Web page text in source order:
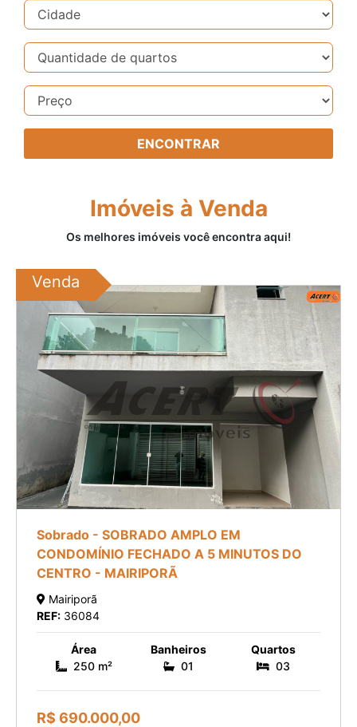
ENCONTRAR
Imóveis à Venda
Os melhores imóveis você encontra aqui!
Venda
Sobrado - SOBRADO AMPLO EM
CONDOMÍNIO FECHADO A 5 MINUTOS DO
CENTRO - MAIRIPORÃ
Mairiporã
REF: 36084
Área
250 m²
Banheiros
01
Quartos
03
R$ 690.000,00